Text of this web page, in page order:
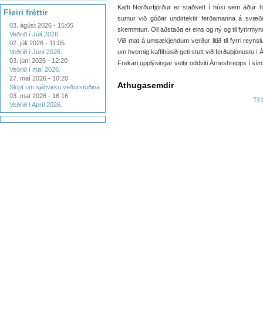
Fleiri fréttir
03. ágúst 2026 - 15:05
Veðrið í Júlí 2026.
02. júlí 2026 - 11:05
Veðrið í Júní 2026.
03. júní 2026 - 12:20
Veðrið í maí 2026.
27. maí 2026 - 10:20
Skipt um sjálfvirku veðurstöðina.
03. maí 2026 - 16:16
Veðrið í Apríl 2026.
Kaffi Norðurfjörður er staðsett í húsi sem áður
sumur við góðar undirtektir ferðamanna á
skemmtun. Öll aðstaða er eins og ný og til
Við mat á umsækjendum verður litið til fyrri
um hvernig kaffihúsið geti stutt við ferðaþjónustu í
Frekari upplýsingar veitir oddviti Árneshrepps í
Athugasemdir
Til